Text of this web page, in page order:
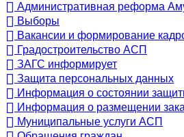
Административная реформа
Выборы
Вакансии и формирование
Градостроительство АСП
ЗАГС информирует
Защита персональных данных
Информация о состоянии
Информация о размещении
Муниципальные услуги АСП